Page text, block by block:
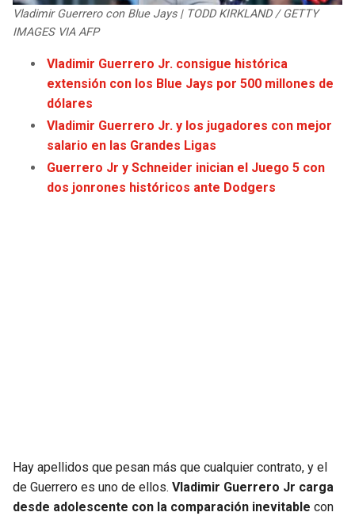
TITANS
GIANTS
EAGLES
COMMANDERS
PACKERS
VIKINGS
WARRIORS
LAKERS
SUNS
KINGS
TIMBERWOLVES
THUNDER
Vladimir Guerrero con Blue Jays | TODD KIRKLAND / GETTY
IMAGES VIA AFP
Vladimir Guerrero Jr. consigue histórica
extensión con los Blue Jays por 500 millones de
dólares
Vladimir Guerrero Jr. y los jugadores con mejor
salario en las Grandes Ligas
Guerrero Jr y Schneider inician el Juego 5 con
dos jonrones históricos ante Dodgers
Hay apellidos que pesan más que cualquier contrato, y el
de Guerrero es uno de ellos. Vladimir Guerrero Jr carga
desde adolescente con la comparación inevitable con